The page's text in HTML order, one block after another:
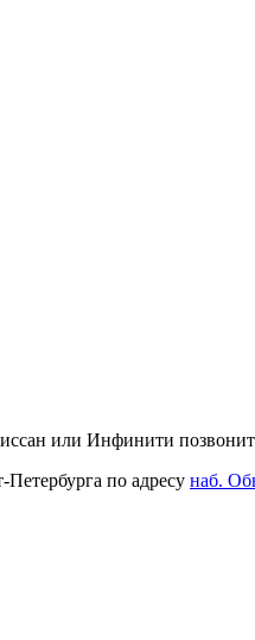
или Инфинити
по адресу наб.